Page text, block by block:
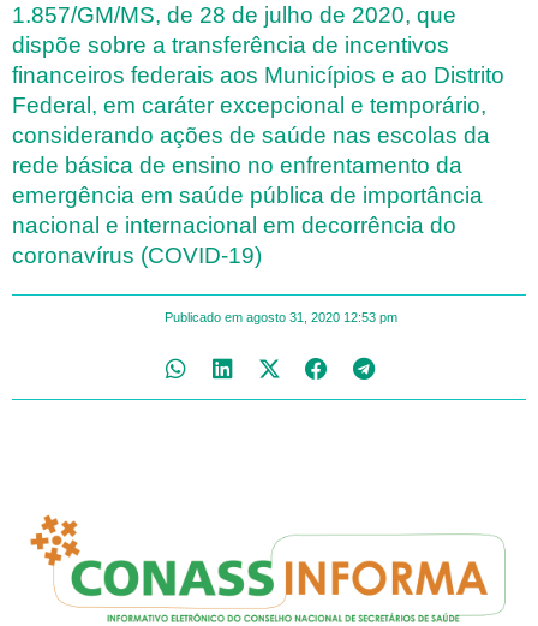
1.857/GM/MS, de 28 de julho de 2020, que
dispõe sobre a transferência de incentivos
financeiros federais aos Municípios e ao Distrito
Federal, em caráter excepcional e temporário,
considerando ações de saúde nas escolas da
rede básica de ensino no enfrentamento da
emergência em saúde pública de importância
nacional e internacional em decorrência do
coronavírus (COVID-19)
Publicado em agosto 31, 2020 12:53 pm